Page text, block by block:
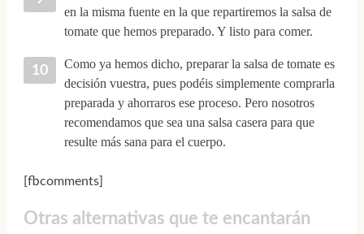
en la misma fuente en la que repartiremos la salsa de
tomate que hemos preparado. Y listo para comer.
Como ya hemos dicho, preparar la salsa de tomate es
decisión vuestra, pues podéis simplemente comprarla
preparada y ahorraros ese proceso. Pero nosotros
recomendamos que sea una salsa casera para que
resulte más sana para el cuerpo.
[fbcomments]
Otras alternativas que te encantarán